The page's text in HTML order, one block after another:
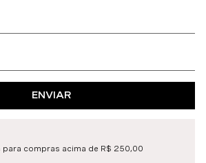
ENVIAR
para compras acima de R$ 250,00